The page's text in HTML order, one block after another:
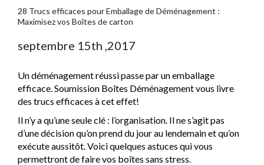
28 Trucs efficaces pour Emballage de Déménagement :
Maximisez vos Boîtes de carton
septembre 15th ,2017
Un déménagement réussi passe par un emballage
efficace. Soumission Boîtes Déménagement vous livre
des trucs efficaces à cet effet!
Il n’y a qu’une seule clé : l’organisation. Il ne s’agit pas
d’une décision qu’on prend du jour au lendemain et qu’on
exécute aussitôt. Voici quelques astuces qui vous
permettront de faire vos boîtes sans stress.